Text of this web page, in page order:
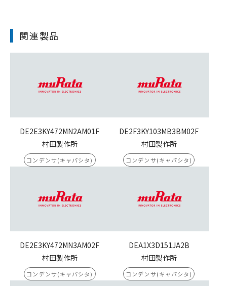
関連製品
DE2E3KY472MN2AM01F
村田製作所
コンデンサ(キャパシタ)
DE2F3KY103MB3BM02F
村田製作所
コンデンサ(キャパシタ)
DE2E3KY472MN3AM02F
村田製作所
コンデンサ(キャパシタ)
DEA1X3D151JA2B
村田製作所
コンデンサ(キャパシタ)